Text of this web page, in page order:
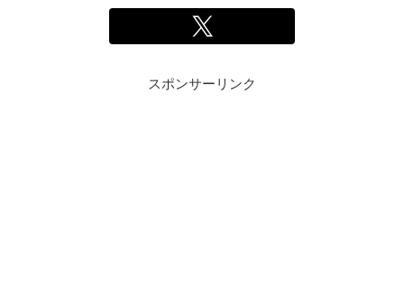
スポンサーリンク